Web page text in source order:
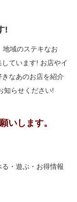
!
地域のステキなお
ています! お店やイ
なあのお店を紹介
知らせください!
いします。
・遊ぶ・お得情報